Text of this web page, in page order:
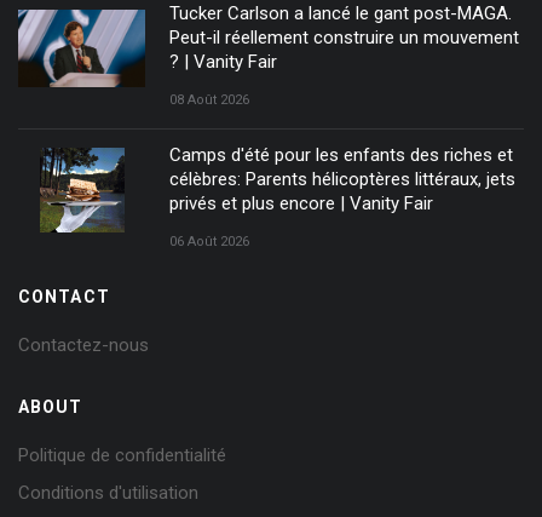
Tucker Carlson a lancé le gant post-MAGA.
Peut-il réellement construire un mouvement
? | Vanity Fair
08 Août 2026
Camps d'été pour les enfants des riches et
célèbres: Parents hélicoptères littéraux, jets
privés et plus encore | Vanity Fair
06 Août 2026
CONTACT
Contactez-nous
ABOUT
Politique de confidentialité
Conditions d'utilisation